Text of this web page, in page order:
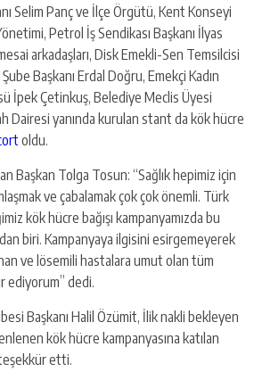
Selim Panç ve İlçe Örgütü, Kent Konseyi
Petrol İş Sendikası Başkanı İlyas
arkadaşları, Disk Emekli-Sen Temsilcisi
Başkanı Erdal Doğru, Emekçi Kadın
İpek Çetinkuş, Belediye Meclis Üyesi
Dairesi yanında kurulan stant da kök hücre
oldu.
Başkan Tolga Tosun: “Sağlık hepimiz için
ve çabalamak çok çok önemli. Türk
kök hücre bağışı kampanyamızda bu
biri. Kampanyaya ilgisini esirgemeyerek
ve lösemili hastalara umut olan tüm
ediyorum” dedi.
Başkanı Halil Özümit, İlik nakli bekleyen
kök hücre kampanyasına katılan
teşekkür etti.